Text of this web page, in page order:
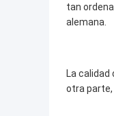
tan
alemana.
La calidad
otra parte,